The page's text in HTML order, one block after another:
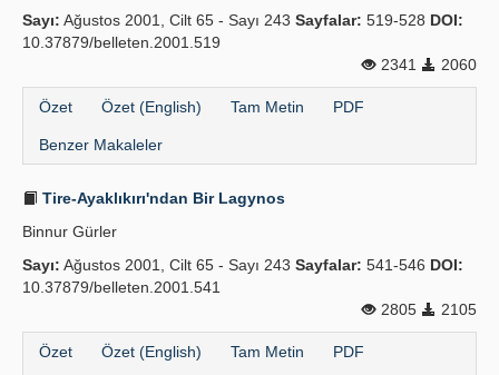
Sayı: Ağustos 2001, Cilt 65 - Sayı 243 Sayfalar: 519-528 DOI:
10.37879/belleten.2001.519
2341
2060
Özet Özet (English) Tam Metin PDF
Benzer Makaleler
Tire-Ayaklıkırı'ndan Bir Lagynos
Binnur Gürler
Sayı: Ağustos 2001, Cilt 65 - Sayı 243 Sayfalar: 541-546 DOI:
10.37879/belleten.2001.541
2805
2105
Özet Özet (English) Tam Metin PDF